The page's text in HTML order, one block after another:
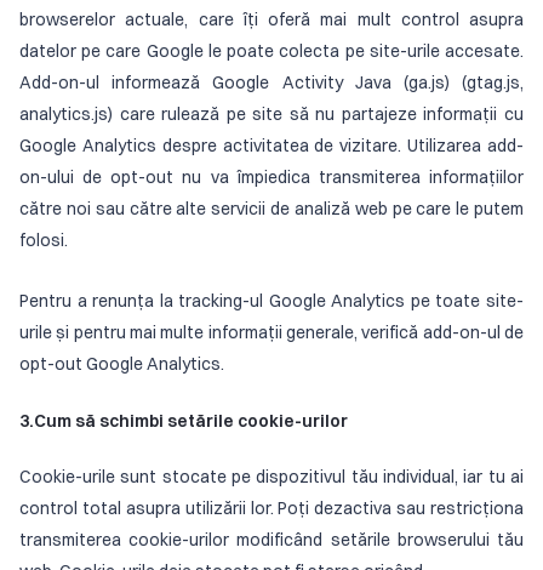
browserelor actuale, care îți oferă mai mult control asupra
datelor pe care Google le poate colecta pe site-urile accesate.
Add-on-ul informează Google Activity Java (ga.js) (gtag.js,
analytics.js) care rulează pe site să nu partajeze informații cu
Google Analytics despre activitatea de vizitare. Utilizarea add-
on-ului de opt-out nu va împiedica transmiterea informațiilor
către noi sau către alte servicii de analiză web pe care le putem
folosi.
Pentru a renunța la tracking-ul Google Analytics pe toate site-
urile și pentru mai multe informații generale, verifică add-on-ul de
opt-out Google Analytics.
3.Cum să schimbi setările cookie-urilor
Cookie-urile sunt stocate pe dispozitivul tău individual, iar tu ai
control total asupra utilizării lor. Poți dezactiva sau restricționa
transmiterea cookie-urilor modificând setările browserului tău